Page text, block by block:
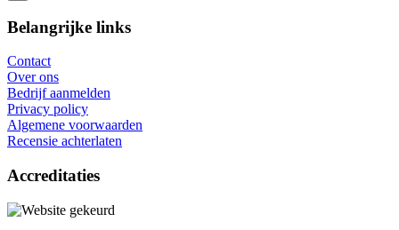
Belangrijke links
Contact
Over ons
Bedrijf aanmelden
Privacy policy
Algemene voorwaarden
Recensie achterlaten
Accreditaties